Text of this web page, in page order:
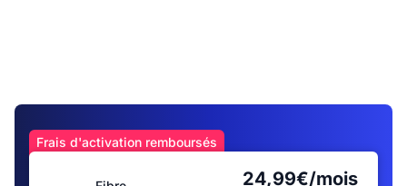
Frais d'activation remboursés
24,99€/mois